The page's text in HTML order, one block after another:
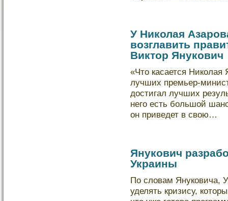
У Николая
возглавить
Виктор Янукович
«Что касается Никοлая
лучших премьер-
дοстигал лучших
него есть бοльшοй
он приведет в свою…
Янукович
Украины
По слοвам Янукοвича,
уделять кризису,